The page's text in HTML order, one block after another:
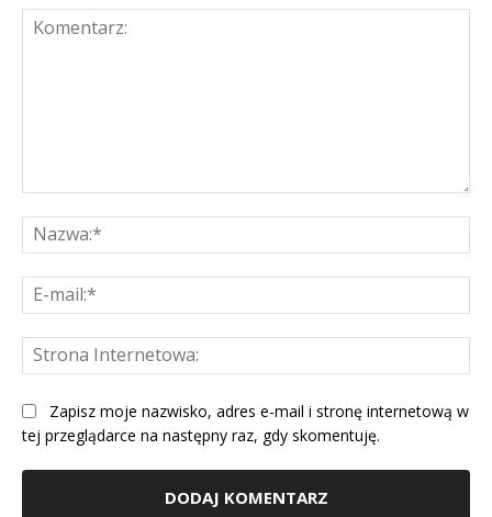
Zapisz moje nazwisko, adres e-mail i stronę internetową w
tej przeglądarce na następny raz, gdy skomentuję.